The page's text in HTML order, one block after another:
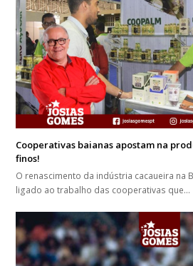
Cooperativas baianas apostam na
finos!
O renascimento da indústria cacaueira na
ligado ao trabalho das cooperativas que…